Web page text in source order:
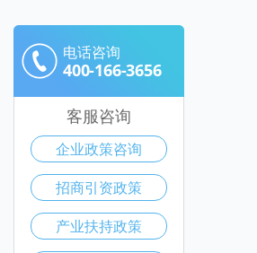
电话咨询
400-166-3656
客服咨询
企业政策咨询
招商引资政策
产业扶持政策